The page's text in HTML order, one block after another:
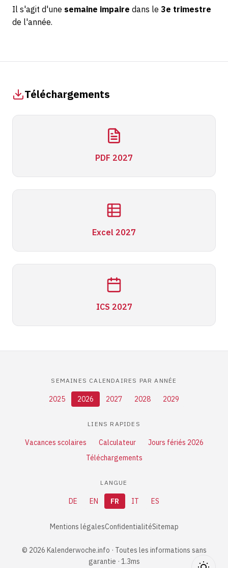
Il s'agit d'une semaine impaire dans le 3e trimestre
de l'année.
Téléchargements
PDF 2027
Excel 2027
ICS 2027
SEMAINES CALENDAIRES PAR ANNÉE
2025 2026 2027 2028 2029
LIENS RAPIDES
Vacances scolaires Calculateur
Jours fériés 2026
Téléchargements
LANGUE
DE EN FR IT ES
Mentions légalesConfidentialitéSitemap
© 2026 Kalenderwoche.info · Toutes les informations sans
garantie · 1.3ms